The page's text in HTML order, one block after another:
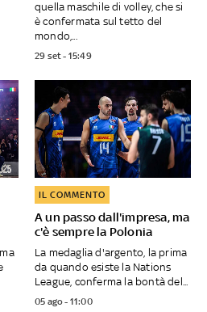
quella maschile di volley, che si
è confermata sul tetto del
mondo,...
29 set - 15:49
A un passo dall'impresa, ma
c'è sempre la Polonia
IL COMMENTO
La medaglia d'argento, la prima
da quando esiste la Nations
League, conferma la bontà del...
05 ago - 11:00